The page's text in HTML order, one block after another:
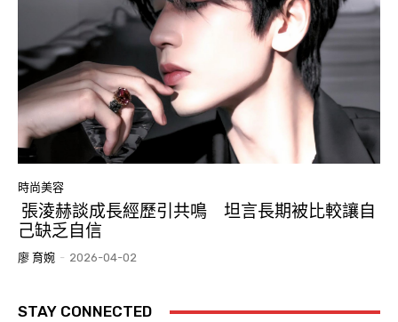
時尚美容
張淩赫談成長經歷引共鳴 坦言長期被比較讓自
己缺乏自信
廖 育婉 - 2026-04-02
STAY CONNECTED